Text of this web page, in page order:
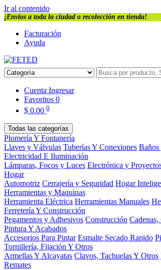
Ir al contenido
¡Envios a toda la ciudad o recolección en tienda!
Facturación
Ayuda
Cuenta Ingresar
Favoritos 0
$ 0.00 0
Todas las categorías
Plomería Y Fontanería
Llaves y Válvulas Tuberías Y Conexiones Baños
Electricidad E Iluminación
Lámparas, Focos y Luces Electrónica y
Hogar
Automotriz Cerrajería y Seguridad Hogar
Herramientas y Maquinas
Herramienta Eléctrica Herramientas Manuales
Ferretería Y Construcción
Pegamentos y Adhesivos Construcción
Pintura Y Acabados
Accesorios Para Pintar Esmalte Secado Rapido
Tornillería, Fijación Y Otros
Armellas Y Alcayatas Clavos, Tachuelas Y Otros
Remates